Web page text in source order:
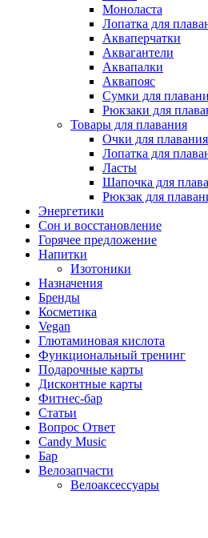
Моноласта
Лопатка для
Акваперчатки
Аквагантели
Аквапалки
Аквапояс
Сумки для
Рюкзаки для
Товары для плавания
Очки для плавания
Лопатка для
Ласты
Шапочка для
Рюкзак для
Энергетики
Сон и восстановление
Горячее предложение
Напитки
Изотоники
Назначения
Бренды
Косметика
Vegan
Глютаминовая кислота
Функциональный тренинг
Подарочные карты
Дисконтные карты
Фитнес-бар
Статьи
Вопрос Ответ
Candy Music
Бар
Велозапчасти
Велоаксессуары